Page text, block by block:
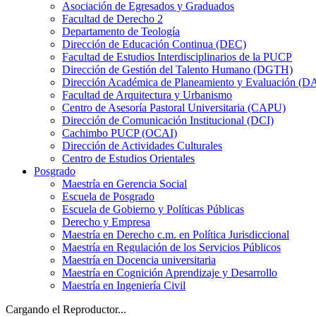
Asociación de Egresados y Graduados
Facultad de Derecho 2
Departamento de Teología
Dirección de Educación Continua (DEC)
Facultad de Estudios Interdisciplinarios de la PUCP
Dirección de Gestión del Talento Humano (DGTH)
Dirección Académica de Planeamiento y Evaluación
Facultad de Arquitectura y Urbanismo
Centro de Asesoría Pastoral Universitaria (CAPU)
Dirección de Comunicación Institucional (DCI)
Cachimbo PUCP (OCAI)
Dirección de Actividades Culturales
Centro de Estudios Orientales
Posgrado
Maestría en Gerencia Social
Escuela de Posgrado
Escuela de Gobierno y Políticas Públicas
Derecho y Empresa
Maestría en Derecho c.m. en Política Jurisdiccional
Maestría en Regulación de los Servicios Públicos
Maestría en Docencia universitaria
Maestría en Cognición Aprendizaje y Desarrollo
Maestría en Ingeniería Civil
Cargando el Reproductor...